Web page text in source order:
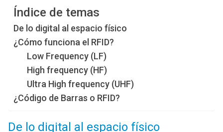
Índice de temas
De lo digital al espacio físico
¿Cómo funciona el RFID?
Low Frequency (LF)
High frequency (HF)
Ultra High frequency (UHF)
¿Código de Barras o RFID?
De lo digital al espacio físico